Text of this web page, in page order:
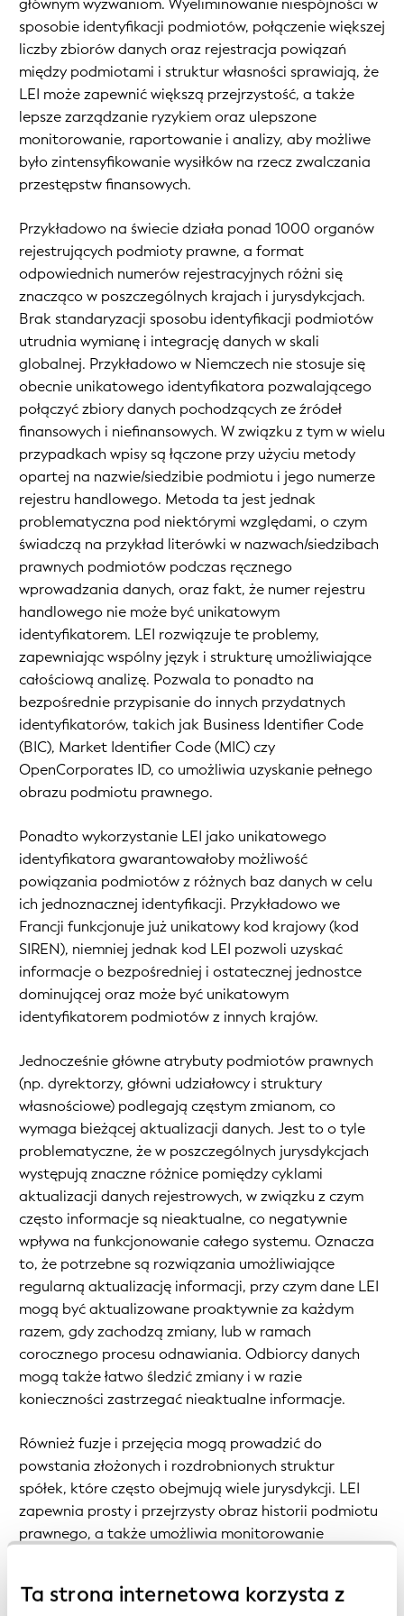
Ta strona internetowa korzysta z
sposobie identyfikacji podmiotów, połączenie większej
liczby zbiorów danych oraz rejestracja powiązań
między podmiotami i struktur własności sprawiają, że
LEI może zapewnić większą przejrzystość, a także
lepsze zarządzanie ryzykiem oraz ulepszone
monitorowanie, raportowanie i analizy, aby możliwe
było zintensyfikowanie wysiłków na rzecz zwalczania
przestępstw finansowych.
Przykładowo na świecie działa ponad 1000 organów
rejestrujących podmioty prawne, a format
odpowiednich numerów rejestracyjnych różni się
znacząco w poszczególnych krajach i jurysdykcjach.
Brak standaryzacji sposobu identyfikacji podmiotów
utrudnia wymianę i integrację danych w skali
globalnej. Przykładowo w Niemczech nie stosuje się
obecnie unikatowego identyfikatora pozwalającego
połączyć zbiory danych pochodzących ze źródeł
finansowych i niefinansowych. W związku z tym w wielu
przypadkach wpisy są łączone przy użyciu metody
opartej na nazwie/siedzibie podmiotu i jego numerze
rejestru handlowego. Metoda ta jest jednak
problematyczna pod niektórymi względami, o czym
świadczą na przykład literówki w nazwach/siedzibach
prawnych podmiotów podczas ręcznego
wprowadzania danych, oraz fakt, że numer rejestru
handlowego nie może być unikatowym
identyfikatorem. LEI rozwiązuje te problemy,
zapewniając wspólny język i strukturę umożliwiające
całościową analizę. Pozwala to ponadto na
bezpośrednie przypisanie do innych przydatnych
identyfikatorów, takich jak Business Identifier Code
(BIC), Market Identifier Code (MIC) czy
OpenCorporates ID, co umożliwia uzyskanie pełnego
obrazu podmiotu prawnego.
Ponadto wykorzystanie LEI jako unikatowego
identyfikatora gwarantowałoby możliwość
powiązania podmiotów z różnych baz danych w celu
ich jednoznacznej identyfikacji. Przykładowo we
Francji funkcjonuje już unikatowy kod krajowy (kod
SIREN), niemniej jednak kod LEI pozwoli uzyskać
informacje o bezpośredniej i ostatecznej jednostce
dominującej oraz może być unikatowym
identyfikatorem podmiotów z innych krajów.
Jednocześnie główne atrybuty podmiotów prawnych
(np. dyrektorzy, główni udziałowcy i struktury
własnościowe) podlegają częstym zmianom, co
wymaga bieżącej aktualizacji danych. Jest to o tyle
problematyczne, że w poszczególnych jurysdykcjach
występują znaczne różnice pomiędzy cyklami
aktualizacji danych rejestrowych, w związku z czym
często informacje są nieaktualne, co negatywnie
wpływa na funkcjonowanie całego systemu. Oznacza
to, że potrzebne są rozwiązania umożliwiające
regularną aktualizację informacji, przy czym dane LEI
mogą być aktualizowane proaktywnie za każdym
razem, gdy zachodzą zmiany, lub w ramach
corocznego procesu odnawiania. Odbiorcy danych
mogą także łatwo śledzić zmiany i w razie
konieczności zastrzegać nieaktualne informacje.
Również fuzje i przejęcia mogą prowadzić do
powstania złożonych i rozdrobnionych struktur
spółek, które często obejmują wiele jurysdykcji. LEI
zapewnia prosty i przejrzysty obraz historii podmiotu
prawnego, a także umożliwia monitorowanie
Łącznie korzyści te mają różne skutki, które łagodzą